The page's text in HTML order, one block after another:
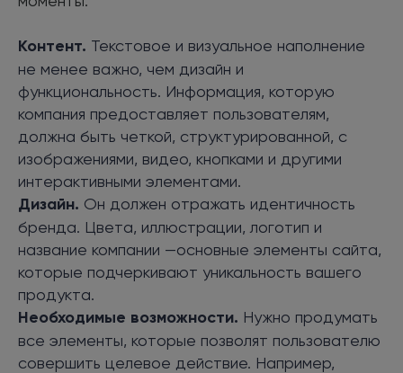
Контент. Текстовое и визуальное наполнение
не менее важно, чем дизайн и
функциональность. Информация, которую
компания предоставляет пользователям,
должна быть четкой, структурированной, с
изображениями, видео, кнопками и другими
интерактивными элементами.
Дизайн. Он должен отражать идентичность
бренда. Цвета, иллюстрации, логотип и
название компании —основные элементы сайта,
которые подчеркивают уникальность вашего
продукта.
Необходимые возможности. Нужно продумать
все элементы, которые позволят пользователю
совершить целевое действие. Например,